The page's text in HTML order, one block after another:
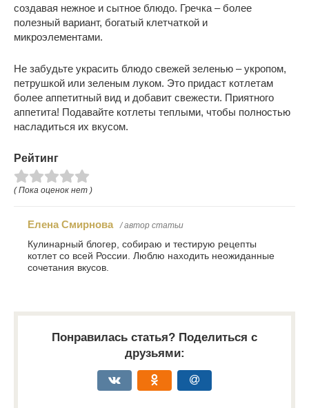
создавая нежное и сытное блюдо. Гречка – более
полезный вариант, богатый клетчаткой и
микроэлементами.
Не забудьте украсить блюдо свежей зеленью – укропом,
петрушкой или зеленым луком. Это придаст котлетам
более аппетитный вид и добавит свежести. Приятного
аппетита! Подавайте котлеты теплыми, чтобы полностью
насладиться их вкусом.
Рейтинг
( Пока оценок нет )
Елена Смирнова / автор статьи
Кулинарный блогер, собираю и тестирую рецепты
котлет со всей России. Люблю находить неожиданные
сочетания вкусов.
Понравилась статья? Поделиться с
друзьями: